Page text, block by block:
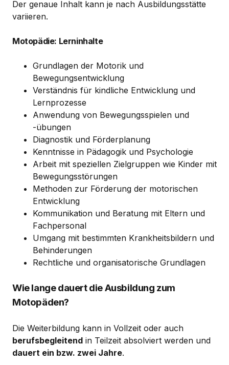
Der genaue Inhalt kann je nach Ausbildungsstätte
variieren.
Motopädie: Lerninhalte
Grundlagen der Motorik und
Bewegungsentwicklung
Verständnis für kindliche Entwicklung und
Lernprozesse
Anwendung von Bewegungsspielen und
-übungen
Diagnostik und Förderplanung
Kenntnisse in Pädagogik und Psychologie
Arbeit mit speziellen Zielgruppen wie Kinder mit
Bewegungsstörungen
Methoden zur Förderung der motorischen
Entwicklung
Kommunikation und Beratung mit Eltern und
Fachpersonal
Umgang mit bestimmten Krankheitsbildern und
Behinderungen
Rechtliche und organisatorische Grundlagen
Wie lange dauert die Ausbildung zum
Motopäden?
Die Weiterbildung kann in Vollzeit oder auch
berufsbegleitend in Teilzeit absolviert werden und
dauert ein bzw. zwei Jahre.